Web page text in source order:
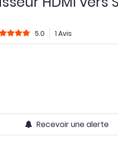
5.0 1 Avis
Recevoir une alerte